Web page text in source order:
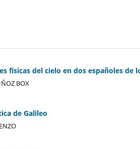
físicas del cielo en dos españoles de
BOX
de Galileo